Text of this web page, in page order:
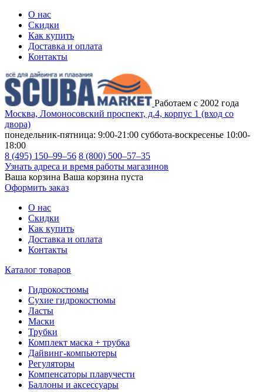
О нас
Скидки
Как купить
Доставка и оплата
Контакты
Работаем с 2002 года
Москва, Ломоносовский проспект, д.4, корпус 1 (вход со
двора)
понедельник-пятница: 9:00-21:00 суббота-воскресенье 10:00-
18:00
8 (495) 150–99–56 8 (800) 500–57–35
Узнать адреса и время работы магазинов
Ваша корзина Ваша корзина пуста
Оформить заказ
О нас
Скидки
Как купить
Доставка и оплата
Контакты
Каталог товаров
Гидрокостюмы
Сухие гидрокостюмы
Ласты
Маски
Трубки
Комплект маска + трубка
Дайвинг-компьютеры
Регуляторы
Компенсаторы плавучести
Баллоны и аксессуары